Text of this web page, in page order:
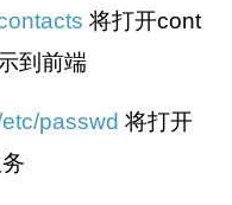
将打开cont
到前端
passwd 将打开